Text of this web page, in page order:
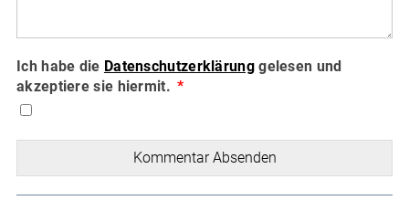
Ich habe die Datenschutzerklärunggelesen und
akzeptiere sie hiermit.
Kommentar Absenden